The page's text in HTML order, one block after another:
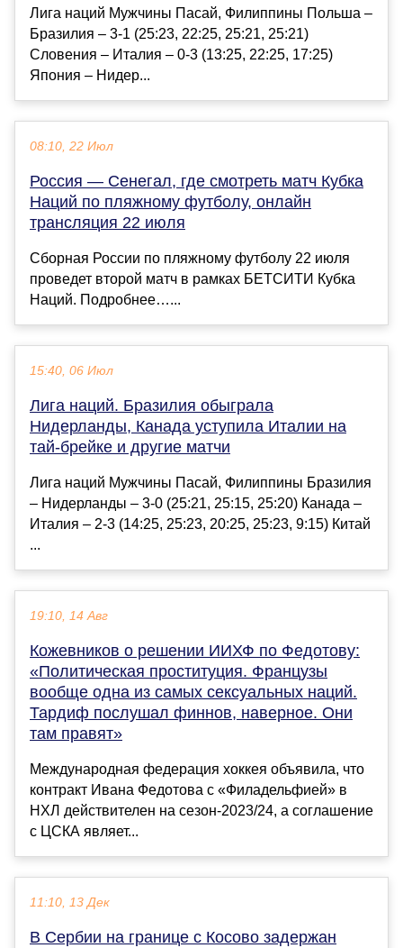
Лига наций Мужчины Пасай, Филиппины Польша –
Бразилия – 3-1 (25:23, 22:25, 25:21, 25:21)
Словения – Италия – 0-3 (13:25, 22:25, 17:25)
Япония – Нидер...
08:10, 22 Июл
Россия — Сенегал, где смотреть матч Кубка
Наций по пляжному футболу, онлайн
трансляция 22 июля
Сборная России по пляжному футболу 22 июля
проведет второй матч в рамках БЕТСИТИ Кубка
Наций. Подробнее…...
15:40, 06 Июл
Лига наций. Бразилия обыграла
Нидерланды, Канада уступила Италии на
тай-брейке и другие матчи
Лига наций Мужчины Пасай, Филиппины Бразилия
– Нидерланды – 3-0 (25:21, 25:15, 25:20) Канада –
Италия – 2-3 (14:25, 25:23, 20:25, 25:23, 9:15) Китай
...
19:10, 14 Авг
Кожевников о решении ИИХФ по Федотову:
«Политическая проституция. Французы
вообще одна из самых сексуальных наций.
Тардиф послушал финнов, наверное. Они
там правят»
Международная федерация хоккея объявила, что
контракт Ивана Федотова с «Филадельфией» в
НХЛ действителен на сезон-2023/24, а соглашение
с ЦСКА являет...
11:10, 13 Дек
В Сербии на границе с Косово задержан